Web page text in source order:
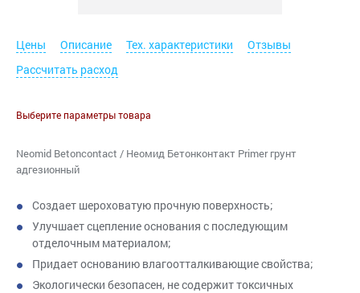
Цены Описание Тех. характеристики
Отзывы
Рассчитать расход
Выберите параметры товара
Neomid Betoncontact / Неомид Бетонконтакт Primer грунт
адгезионный
Создает шероховатую прочную поверхность;
Улучшает сцепление основания с последующим
отделочным материалом;
Придает основанию влагоотталкивающие свойства;
Экологически безопасен, не содержит токсичных